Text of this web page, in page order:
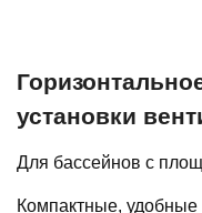
установки
Для бассейнов с
Компактные,